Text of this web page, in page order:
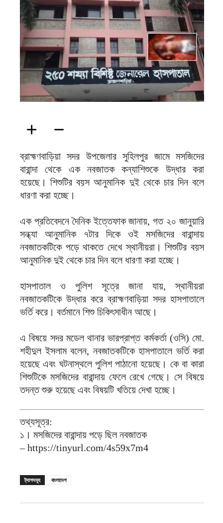
ফিরদাউস
ব্রাহ্মণবাড়িয়া সদর উপজেলার সুহিলপুর জামে মসজিদের
বারান্দা থেকে এক নবজাতক কন্যাশিশুকে উদ্ধার করা
হয়েছে। শিশুটির বয়স আনুমানিক দুই থেকে চার দিন বলে
ধারণা করা হচ্ছে।
এক প্রতিবেদনে দৈনিক ইত্তেফাক জানায়, গত ২০ জানুয়ারি
সন্ধ্যা আনুমানিক ৭টার দিকে ওই মসজিদের বারান্দায়
নবজাতকটিকে পড়ে থাকতে দেখে স্থানীয়রা। শিশুটির বয়স
আনুমানিক দুই থেকে চার দিন বলে ধারণা করা হচ্ছে।
হাসপাতাল ও পুলিশ সূত্রে জানা যায়, স্থানীয়রা
নবজাতকটিকে উদ্ধার করে ব্রাহ্মণবাড়িয়া সদর হাসপাতালে
ভর্তি করে। বর্তমানে শিশু চিকিৎসাধীন আছে।
এ বিষয়ে সদর মডেল থানার ভারপ্রাপ্ত কর্মকর্তা (ওসি) মো.
শহীদুল ইসলাম বলেন, নবজাতকটিকে হাসপাতালে ভর্তি করা
হয়েছে এবং ঘটনাস্থলে পুলিশ পাঠানো হয়েছে। কে বা কারা
শিশুটিকে মসজিদের বারান্দায় ফেলে রেখে গেছে। সে বিষয়ে
তদন্ত শুরু হয়েছে এবং বিষয়টি খতিয়ে দেখা হচ্ছে।
তথ্যসূত্র:
১। মসজিদের বারান্দায় পড়ে ছিল নবজাতক
– https://tinyurl.com/4s59x7m4
ট্যাগসমূহ বাংলাদেশ